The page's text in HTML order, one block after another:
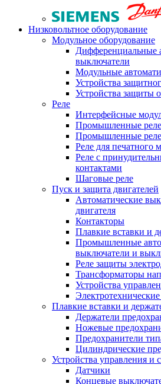
Низковольтное оборудование
Модульное оборудование
Дифференциальные
выключатели
Модульные
Устройства
Устройства защиты
Реле
Интерфейсные
Промышленные реле
Промышленные
Реле для печатного
Реле с
контактами
Шаговые реле
Пуск и защита двигателей
Автоматические
двигателя
Контакторы
Плавкие вставки и
Промышленные
выключатели и
Реле защиты
Трансформаторы
Устройства
Плавкие вставки и
Держатели
Ножевые
Предохранители
Цилиндрические
Устройства управления и
Датчики
Концевые